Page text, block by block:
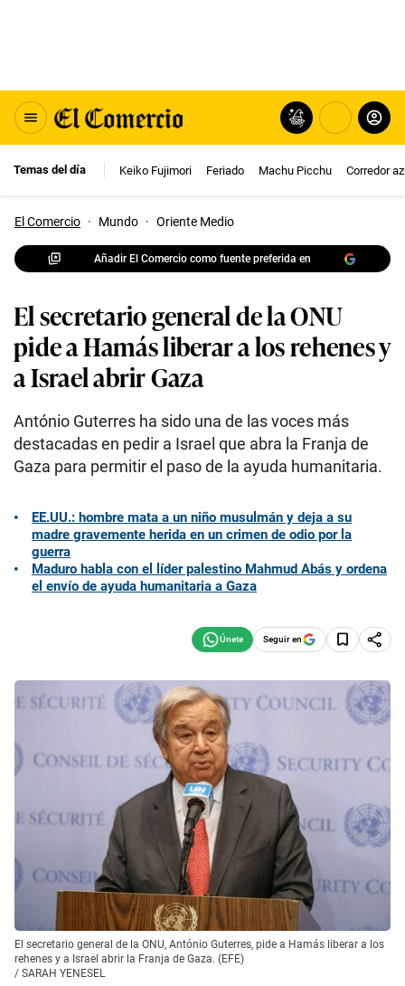
Temas del día Keiko Fujimori Feriado Machu Picchu Corredor
El Comercio · Mundo · Oriente Medio
Añadir El Comercio como fuente preferida en
El secretario general de la ONU
pide a Hamás liberar a los rehenes y
a Israel abrir Gaza
António Guterres ha sido una de las voces más
destacadas en pedir a Israel que abra la Franja de
Gaza para permitir el paso de la ayuda humanitaria.
EE.UU.: hombre mata a un niño musulmán y deja a su
madre gravemente herida en un crimen de odio por la
guerra
Maduro habla con el líder palestino Mahmud Abás y ordena
el envío de ayuda humanitaria a Gaza
Seguir en
El secretario general de la ONU, António Guterres, pide a Hamás liberar a los
rehenes y a Israel abrir la Franja de Gaza. (EFE)
/ SARAH YENESEL